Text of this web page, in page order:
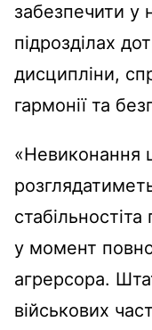
забезпечити у
підрозділах
дисципліни,
гармонії та
«Невиконання
у момент
агрерсора.
військових